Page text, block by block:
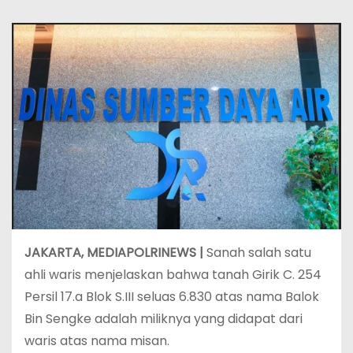
JAKARTA, MEDIAPOLRINEWS | Sanah salah satu
ahli waris menjelaskan bahwa tanah Girik C. 254
Persil 17.a Blok S.III seluas 6.830 atas nama Balok
Bin Sengke adalah miliknya yang didapat dari
waris atas nama misan.